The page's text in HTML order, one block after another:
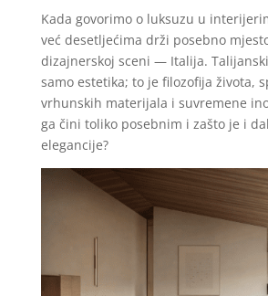
Kada govorimo o luksuzu u
već desetljećima drži posebno
dizajnerskoj sceni — Italija.
samo estetika; to je filozofija života,
vrhunskih materijala i suvremene
ga čini toliko posebnim i zašto je i
elegancije?